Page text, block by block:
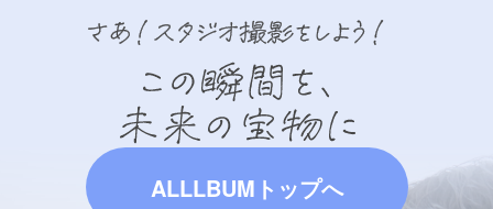
ALLLBUMトップへ